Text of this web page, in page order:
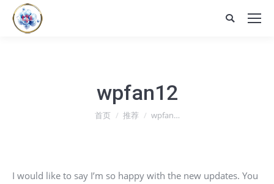
Search:
wpfan12
您在这里：
首页 推荐 wpfan…
I would like to say I’m so happy with the new updates. You